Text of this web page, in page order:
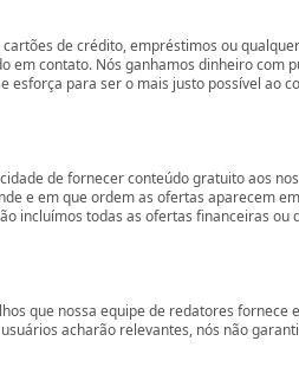
de crédito, empréstimos ou
contato. Nós ganhamos dinheiro com
esforça para ser o mais justo possível ao
de fornecer conteúdo gratuito aos
e em que ordem as ofertas aparecem
incluímos todas as ofertas financeiras ou
que nossa equipe de redatores
acharão relevantes, nós não